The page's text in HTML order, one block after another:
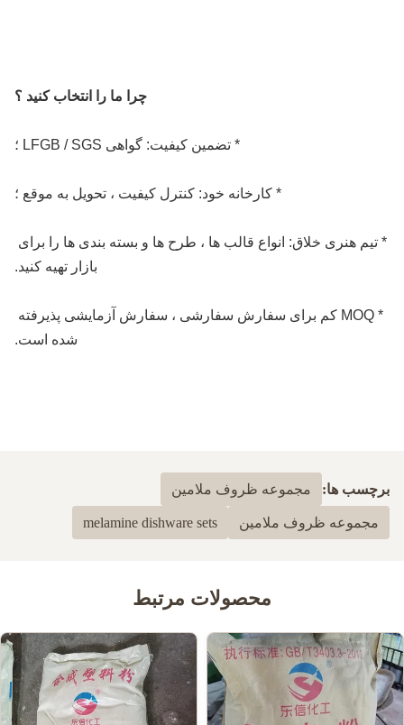
چرا ما را انتخاب کنید ؟
* تضمین کیفیت: گواهی LFGB / SGS ؛
* کارخانه خود: کنترل کیفیت ، تحویل به موقع ؛
بازار تهیه کنید.
شده است.
برچسب ها: مجموعه ظروف ملامین
مجموعه ظروف ملامین melamine dishware sets
محصولات مرتبط